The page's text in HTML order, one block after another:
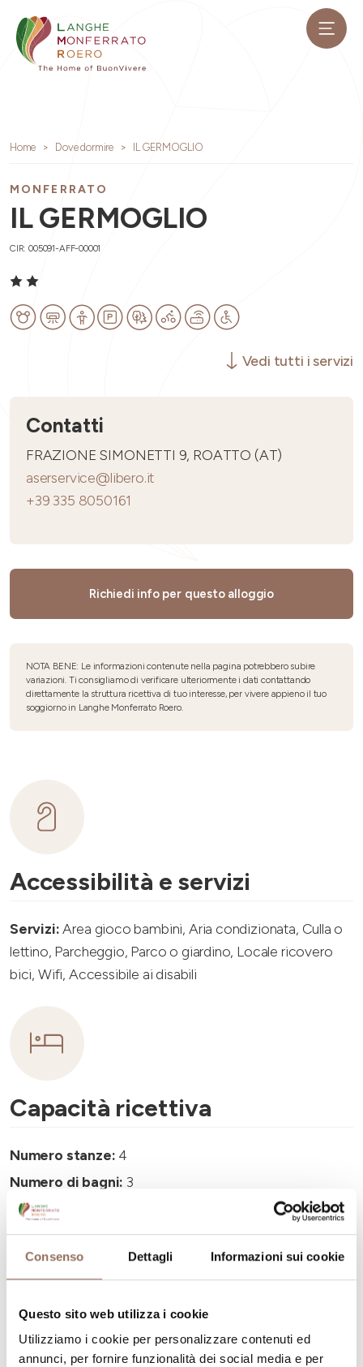
Consenso Dettagli Informazioni sui cookie
Questo sito web utilizza i cookie
Utilizziamo i cookie per personalizzare contenuti ed
annunci, per fornire funzionalità dei social media e per
Home Dove dormire IL GERMOGLIO
MONFERRATO
IL GERMOGLIO
CIR: 005091-AFF-00001
Vedi tutti i servizi
Contatti
FRAZIONE SIMONETTI 9, ROATTO (AT)
aserservice@libero.it
+39 335 8050161
Richiedi info per questo alloggio
NOTA BENE: Le informazioni contenute nella pagina potrebbero subire
variazioni. Ti consigliamo di verificare ulteriormente i dati contattando
direttamente la struttura ricettiva di tuo interesse, per vivere appieno il tuo
soggiorno in Langhe Monferrato Roero.
Accessibilità e servizi
Servizi:Area gioco bambini, Aria condizionata, Culla o
lettino, Parcheggio, Parco o giardino, Locale ricovero
bici, Wifi, Accessibile ai disabili
Capacità ricettiva
Numero stanze: 4
Numero di bagni: 3
Numero letti:
La tua vacanza